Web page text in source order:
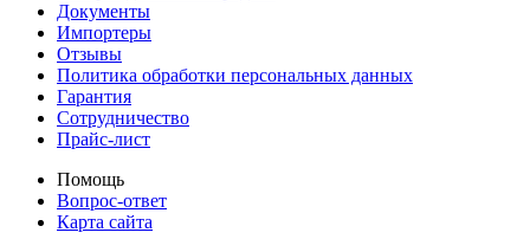
Документы
Импортеры
Отзывы
Политика обработки персональных данных
Гарантия
Сотрудничество
Прайс-лист
Помощь
Вопрос-ответ
Карта сайта